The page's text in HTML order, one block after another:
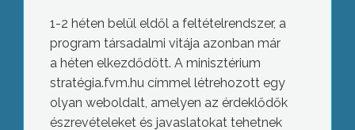
1-2 héten belül eldől a feltételrendszer, a
program társadalmi vitája azonban már
a héten elkezdődött. A minisztérium
stratégia.fvm.hu címmel létrehozott egy
olyan weboldalt, amelyen az érdeklődők
észrevételeket és javaslatokat tehetnek